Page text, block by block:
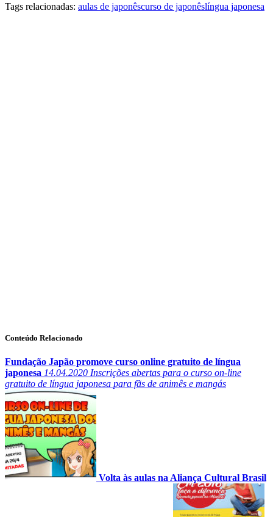
Tags relacionadas: aulas de japonêscurso de japonêslíngua japonesa
Conteúdo Relacionado
Fundação Japão promove curso online gratuito de língua
japonesa 14.04.2020 Inscrições abertas para o curso on-line
gratuito de língua japonesa para fãs de animês e mangás
Volta às aulas na Aliança Cultural Brasil